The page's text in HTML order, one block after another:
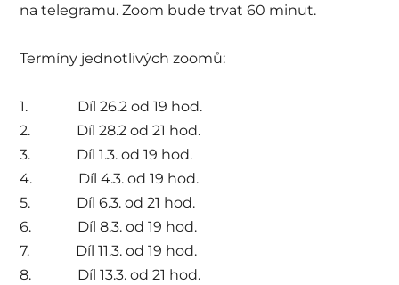
na telegramu. Zoom bude trvat 60 minut.
Termíny jednotlivých zoomů:
1. Díl 26.2 od 19 hod.
2. Díl 28.2 od 21 hod.
3. Díl 1.3. od 19 hod.
4. Díl 4.3. od 19 hod.
5. Díl 6.3. od 21 hod.
6. Díl 8.3. od 19 hod.
7. Díl 11.3. od 19 hod.
8. Díl 13.3. od 21 hod.